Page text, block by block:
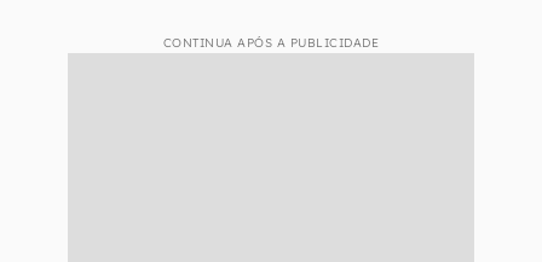
CONTINUA APÓS A PUBLICIDADE